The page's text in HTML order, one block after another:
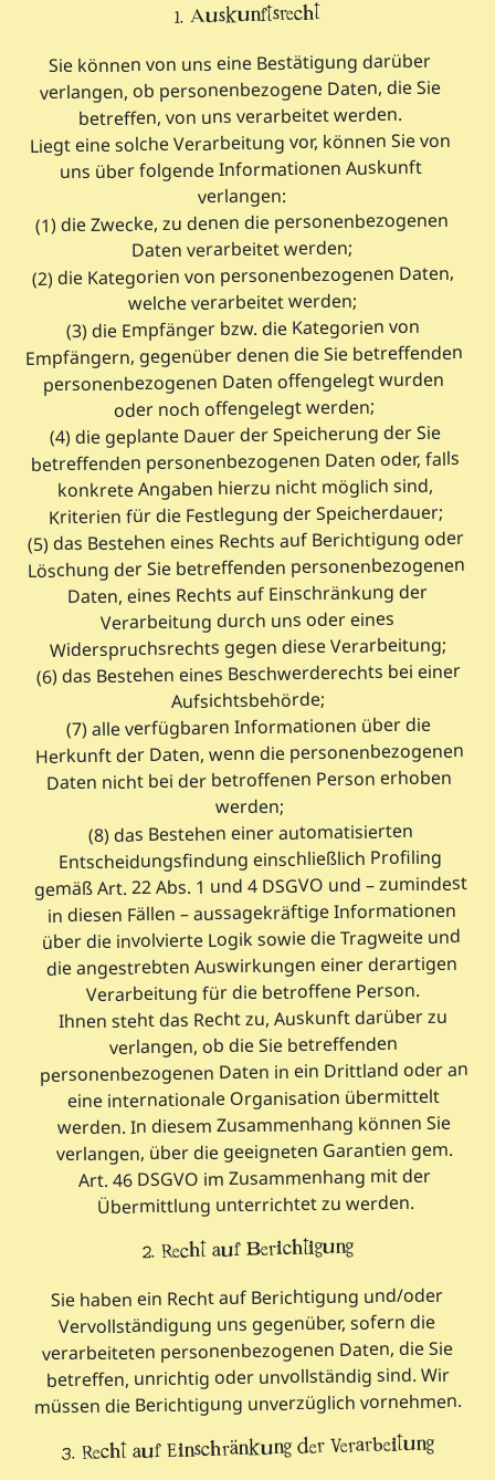
1. Auskunftsrecht
Sie können von uns eine Bestätigung darüber
verlangen, ob personenbezogene Daten, die Sie
betreffen, von uns verarbeitet werden.
Liegt eine solche Verarbeitung vor, können Sie von
uns über folgende Informationen Auskunft
verlangen:
(1) die Zwecke, zu denen die personenbezogenen
Daten verarbeitet werden;
(2) die Kategorien von personenbezogenen Daten,
welche verarbeitet werden;
(3) die Empfänger bzw. die Kategorien von
Empfängern, gegenüber denen die Sie betreffenden
personenbezogenen Daten offengelegt wurden
oder noch offengelegt werden;
(4) die geplante Dauer der Speicherung der Sie
betreffenden personenbezogenen Daten oder, falls
konkrete Angaben hierzu nicht möglich sind,
Kriterien für die Festlegung der Speicherdauer;
(5) das Bestehen eines Rechts auf Berichtigung oder
Löschung der Sie betreffenden personenbezogenen
Daten, eines Rechts auf Einschränkung der
Verarbeitung durch uns oder eines
Widerspruchsrechts gegen diese Verarbeitung;
(6) das Bestehen eines Beschwerderechts bei einer
Aufsichtsbehörde;
(7) alle verfügbaren Informationen über die
Herkunft der Daten, wenn die personenbezogenen
Daten nicht bei der betroffenen Person erhoben
werden;
(8) das Bestehen einer automatisierten
Entscheidungsfindung einschließlich Profiling
gemäß Art. 22 Abs. 1 und 4 DSGVO und – zumindest
in diesen Fällen – aussagekräftige Informationen
über die involvierte Logik sowie die Tragweite und
die angestrebten Auswirkungen einer derartigen
Verarbeitung für die betroffene Person.
Ihnen steht das Recht zu, Auskunft darüber zu
verlangen, ob die Sie betreffenden
personenbezogenen Daten in ein Drittland oder an
eine internationale Organisation übermittelt
werden. In diesem Zusammenhang können Sie
verlangen, über die geeigneten Garantien gem.
Art. 46 DSGVO im Zusammenhang mit der
Übermittlung unterrichtet zu werden.
2. Recht auf Berichtigung
Sie haben ein Recht auf Berichtigung und/oder
Vervollständigung uns gegenüber, sofern die
verarbeiteten personenbezogenen Daten, die Sie
betreffen, unrichtig oder unvollständig sind. Wir
müssen die Berichtigung unverzüglich vornehmen.
3. Recht auf Einschränkung der Verarbeitung